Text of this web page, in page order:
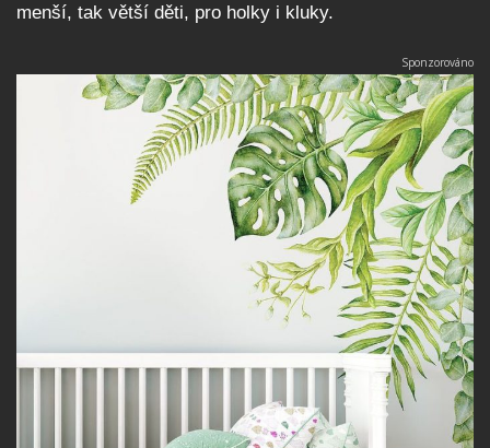
menší, tak větší děti, pro holky i kluky.